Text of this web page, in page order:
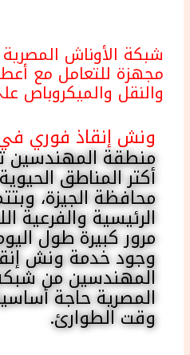
شبكة الأوناش
مجهزة للتعامل مع
والنقل والميكروباص
ونش إنقاذ فوري
منطقة المهندسين
أكتر المناطق
محافظة الجيزة،
الرئيسية والفرعية
مرور كبيرة طول
وجود خدمة ونش
المهندسين من
المصرية حاجة
وقت الطوارئ.